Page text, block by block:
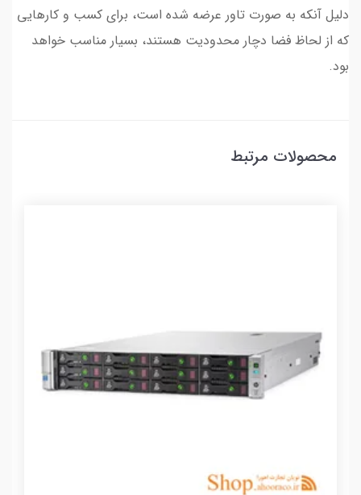
دلیل آنکه به صورت تاور عرضه شده است، برای کسب و کارهایی
که از لحاظ فضا دچار محدودیت هستند، بسیار مناسب خواهد
بود.
محصولات مرتبط